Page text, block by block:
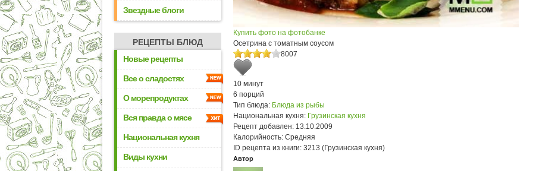
Звездные блоги
РЕЦЕПТЫ БЛЮД
Новые рецепты
Все о сладостях
О морепродуктах
Вся правда о мясе
Национальная кухня
Виды кухни
Купить фото на фотобанке
Осетрина с томатным соусом
8007
10 минут
6 порций
Тип блюда: Блюда из рыбы
Национальная кухня: Грузинская кухня
Рецепт добавлен: 13.10.2009
Калорийность: Средняя
ID рецепта из книги: 3213 (Грузинская кухня)
Автор